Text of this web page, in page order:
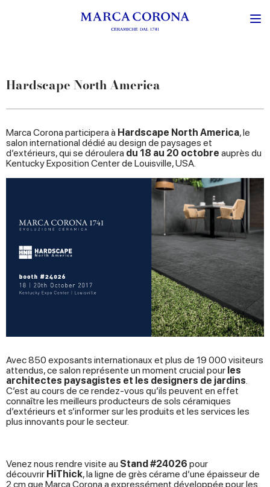
Hardscape North America
Marca Corona participera à Hardscape North America, le
salon international dédié au design de paysages et
d’extérieurs, qui se déroulera du 18 au 20 octobre auprès du
Kentucky Exposition Center de Louisville, USA.
Avec 850 exposants internationaux et plus de 19 000 visiteurs
attendus, ce salon représente un moment crucial pour les
architectes paysagistes et les designers de jardins.
C’est au cours de ce rendez-vous qu’ils peuvent en effet
connaître les meilleurs producteurs de sols céramiques
d’extérieurs et s’informer sur les produits et les services les
plus innovants pour le secteur.
Venez nous rendre visite au Stand #24026 pour
découvrir HiThick, la ligne de grès cérame d’une épaisseur de
2 cm que Marca Corona a expressément développée pour les